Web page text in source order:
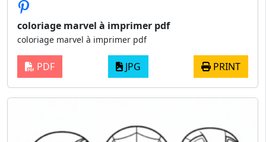
coloriage marvel à imprimer pdf
coloriage marvel à imprimer pdf
PDF JPG PRINT